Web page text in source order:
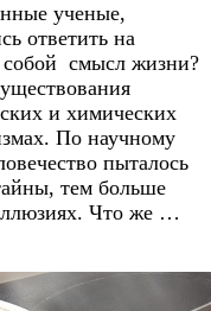
ученые,
ответить на
собой смысл жизни?
и химических
По научному
пыталось
тем больше
Что же …